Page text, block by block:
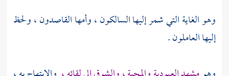
وهو الغاية التي شمر إليها السالكون ، وأمها القاصدون ، ولحظ
إليها العاملون .